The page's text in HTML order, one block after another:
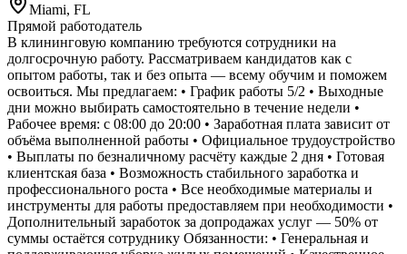
Miami, FL
Прямой работодатель
В клининговую компанию требуются сотрудники на
долгосрочную работу. Рассматриваем кандидатов как с
опытом работы, так и без опыта — всему обучим и поможем
освоиться. Мы предлагаем: • График работы 5/2 • Выходные
дни можно выбирать самостоятельно в течение недели •
Рабочее время: с 08:00 до 20:00 • Заработная плата зависит от
объёма выполненной работы • Официальное трудоустройство
• Выплаты по безналичному расчёту каждые 2 дня • Готовая
клиентская база • Возможность стабильного заработка и
профессионального роста • Все необходимые материалы и
инструменты для работы предоставляем при необходимости •
Дополнительный заработок за допродажах услуг — 50% от
суммы остаётся сотруднику Обязанности: • Генеральная и